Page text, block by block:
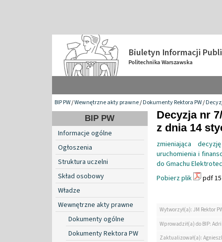
BIP PW/Wewnętrzne akty prawne/Dokumenty Rektora PW/
BIP PW
Informacje ogólne
Ogłoszenia
Struktura uczelni
Skład osobowy
Władze
Wewnętrzne akty prawne
Dokumenty ogólne
Dokumenty Rektora PW
Decyzja nr
z dnia 14
zmieniająca
uruchomienia i
do Gmachu
Pobierz plik
pdf
Wytworzył(a): JM Rektor
Wprowadził(a) do BIP:
Zaktualizował(a):